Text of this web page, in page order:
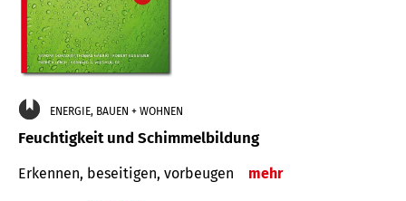
ENERGIE, BAUEN + WOHNEN
Feuchtigkeit und Schimmelbildung
Erkennen, beseitigen, vorbeugen mehr